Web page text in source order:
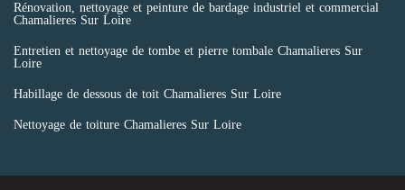
Rénovation, nettoyage et peinture de bardage industriel et commercial
Chamalieres Sur Loire
Entretien et nettoyage de tombe et pierre tombale Chamalieres Sur
Loire
Habillage de dessous de toit Chamalieres Sur Loire
Nettoyage de toiture Chamalieres Sur Loire